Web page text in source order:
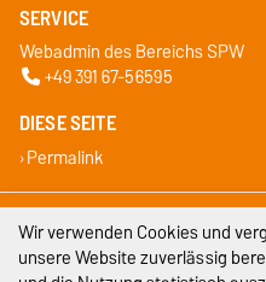
SERVICE
Webadmin des Bereichs SPW
+49 391 67-56595
DIESE SEITE
Permalink
Wir verwenden Cookies und
unsere Website zuverlässig